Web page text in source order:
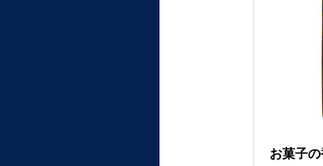
お菓子